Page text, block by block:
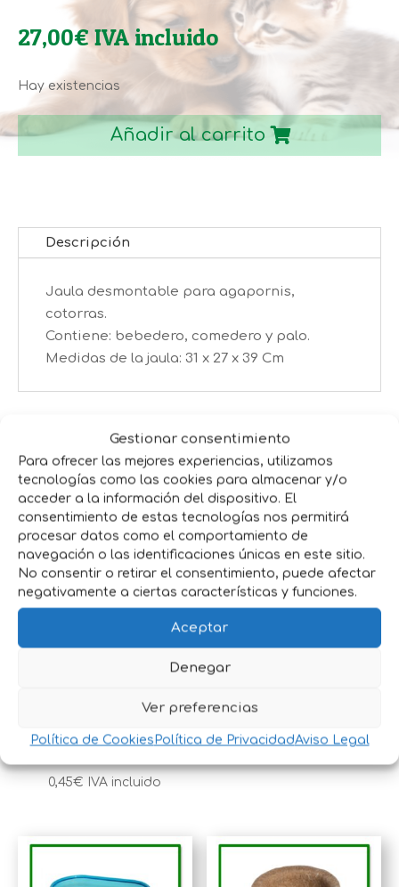
Gestionar consentimiento
Para ofrecer las mejores experiencias, utilizamos
tecnologías como las cookies para almacenar y/o
acceder a la información del dispositivo. El
consentimiento de estas tecnologías nos permitirá
procesar datos como el comportamiento de
navegación o las identificaciones únicas en este sitio.
No consentir o retirar el consentimiento, puede afectar
negativamente a ciertas características y funciones.
Aceptar
Denegar
Ver preferencias
Política de Cookies Política de PrivacidadAviso Legal
27,00€ IVA incluido
Hay existencias
JAULA
COTORRA
Añadir al carrito
Descripción
Jaula desmontable para agapornis,
cotorras.
Contiene: bebedero, comedero y palo.
Medidas de la jaula: 31 x 27 x 39 Cm
Productos relacionados
ANILLA
CANARIO
FEDERADAS 3
Mm
0,45€ IVA incluido
COLUMPIO
MADERA